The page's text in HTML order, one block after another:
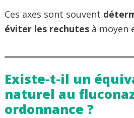
Ces axes sont souvent
éviter les rechutes à moyen
Existe-t-il un
naturel au
ordonnance ?